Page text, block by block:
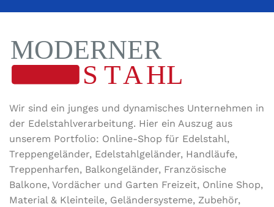
Wir sind ein junges und dynamisches Unternehmen in
der Edel­stahl­ver­arbeitung. Hier ein Auszug aus
unserem Portfolio: Online-Shop für Edelstahl,
Treppengeländer, Edelstahlgeländer, Handläufe,
Treppenharfen, Balkongeländer, Französische
Balkone, Vordächer und Garten Freizeit, Online Shop,
Material & Kleinteile, Geländersysteme, Zubehör,